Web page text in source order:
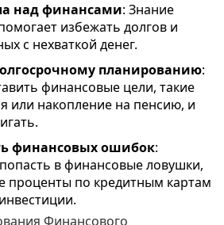
над финансами: Знание
избежать долгов и
с нехваткой денег.
планированию:
финансовые цели, такие
или накопление на пенсию, и
финансовых ошибок:
в финансовые ловушки,
проценты по кредитным картам
Финансового